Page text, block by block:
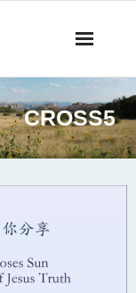
CROSS5